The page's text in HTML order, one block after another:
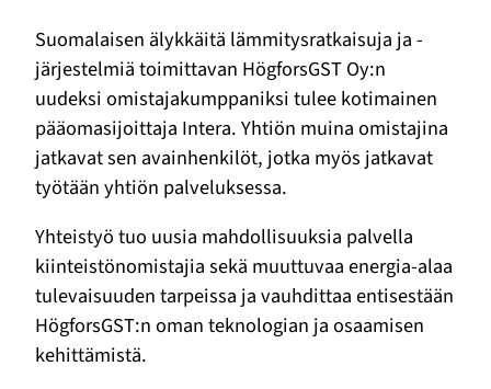
Suomalaisen älykkäitä lämmitysratkaisuja ja -
järjestelmiä toimittavan HögforsGST Oy:n
uudeksi omistajakumppaniksi tulee kotimainen
pääomasijoittaja Intera. Yhtiön muina omistajina
jatkavat sen avainhenkilöt, jotka myös jatkavat
työtään yhtiön palveluksessa.
Yhteistyö tuo uusia mahdollisuuksia palvella
kiinteistönomistajia sekä muuttuvaa energia-alaa
tulevaisuuden tarpeissa ja vauhdittaa entisestään
HögforsGST:n oman teknologian ja osaamisen
kehittämistä.